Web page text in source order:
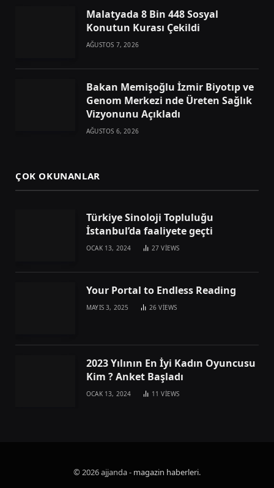
Malatyada 8 Bin 448 Sosyal
Konutun Kurası Çekildi
AĞUSTOS 7, 2026
Bakan Memişoğlu İzmir Biyotıp ve
Genom Merkezi nde Üreten Sağlık
Vizyonunu Açıkladı
AĞUSTOS 6, 2026
ÇOK OKUNANLAR
Türkiye Sinoloji Topluluğu
İstanbul’da faaliyete geçti
OCAK 13, 2024 27VIEWS
Your Portal to Endless Reading
MAYIS 3, 2025 26VIEWS
2023 Yılının En İyi Kadın Oyuncusu
Kim ? Anket Başladı
OCAK 13, 2024 11VIEWS
© 2026 ajjanda - magazin haberleri.